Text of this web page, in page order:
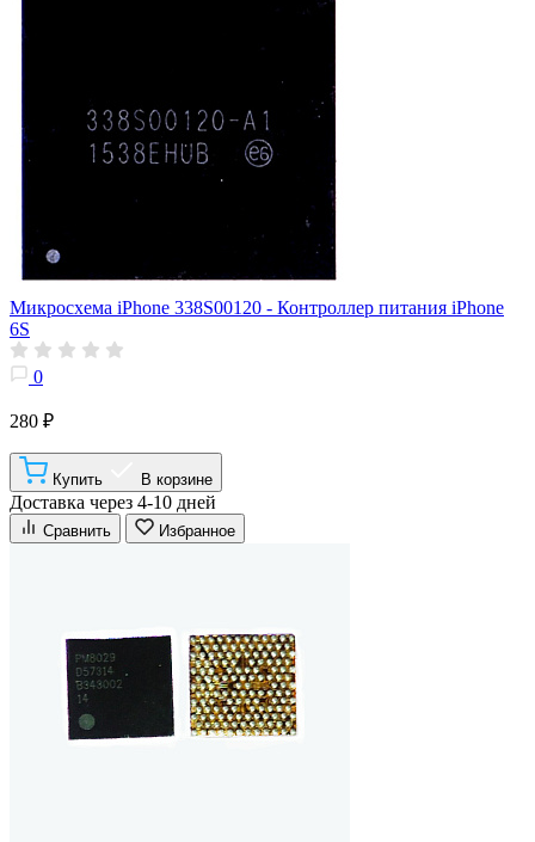
Микросхема iPhone 338S00120 - Контроллер питания iPhone
6S
0
280 ₽
Купить В корзине
Доставка через 4-10 дней
Сравнить Избранное